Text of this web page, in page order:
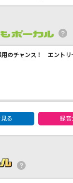
ちー
用のチャンス！ エントリ
もボーカルエントリーラ
る
録音